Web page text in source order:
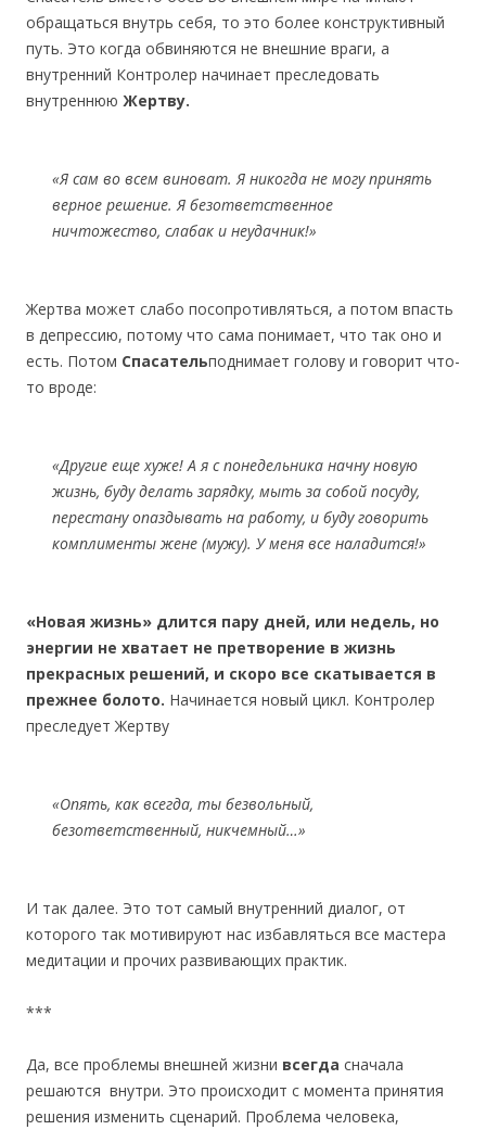
обращаться внутрь себя, то это более конструктивный
путь. Это когда обвиняются не внешние враги, а
внутренний Контролер начинает преследовать
внутреннюю Жертву.
«Я сам во всем виноват. Я никогда не могу принять
верное решение. Я безответственное
ничтожество, слабак и неудачник!»
Жертва может слабо посопротивляться, а потом впасть
в депрессию, потому что сама понимает, что так оно и
есть. Потом Спасательподнимает голову и говорит что-
то вроде:
«Другие еще хуже! А я с понедельника начну новую
жизнь, буду делать зарядку, мыть за собой посуду,
перестану опаздывать на работу, и буду говорить
комплименты жене (мужу). У меня все наладится!»
«Новая жизнь» длится пару дней, или недель, но
энергии не хватает не претворение в жизнь
прекрасных решений, и скоро все скатывается в
прежнее болото. Начинается новый цикл. Контролер
преследует Жертву
«Опять, как всегда, ты безвольный,
безответственный, никчемный…»
И так далее. Это тот самый внутренний диалог, от
которого так мотивируют нас избавляться все мастера
медитации и прочих развивающих практик.
***
Да, все проблемы внешней жизни всегда сначала
решаются внутри. Это происходит с момента принятия
решения изменить сценарий. Проблема человека,